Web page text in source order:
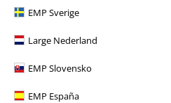
EMP Sverige
Large Nederland
EMP Slovensko
EMP España